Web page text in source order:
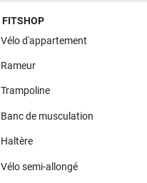
FITSHOP
Vélo d'appartement
Rameur
Trampoline
Banc de musculation
Haltère
Vélo semi-allongé